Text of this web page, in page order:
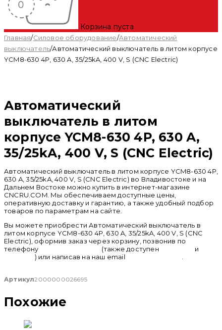
Корзина пуста
Главная/Силовое оборудование/Автоматический
выключатель/Автоматический выключатель в литом корпусе
YCM8-630 4P, 630 A, 35/25kA, 400 V, S (CNC Electric)
Автоматический
выключатель в литом
корпусе YCM8-630 4P, 630 A,
35/25kA, 400 V, S (CNC Electric)
Автоматический выключатель в литом корпусе YCM8-630 4P,
630 A, 35/25kA, 400 V, S (CNC Electric) во Владивостоке и на
Дальнем Востоке можно купить в интернет-магазине
CNCRU.COM. Мы обеспечиваем доступные цены,
оперативную доставку и гарантию, а также удобный подбор
товаров по параметрам на сайте.
Вы можете приобрести Автоматический выключатель в
литом корпусе YCM8-630 4P, 630 A, 35/25kA, 400 V, S (CNC
Electric), оформив заказ через корзину, позвонив по
телефону
(также доступен
и
) или написав на наш email
Артикул2000000026695
Похожие